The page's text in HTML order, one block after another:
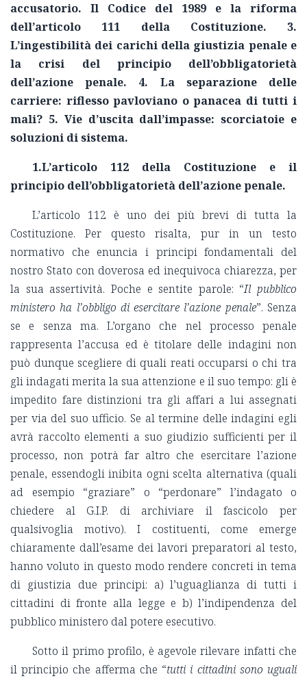
accusatorio. Il Codice del 1989 e la riforma
dell’articolo 111 della Costituzione. 3.
L’ingestibilità dei carichi della giustizia penale e
la crisi del principio dell’obbligatorietà
dell’azione penale. 4.
La separazione delle
carriere: riflesso pavloviano o panacea di tutti i
mali? 5. Vie d’uscita dall’impasse: scorciatoie e
soluzioni di sistema.
1.L’articolo 112 della Costituzione e il
principio dell’obbligatorietà dell’azione penale.
L’articolo 112 è uno dei più brevi di tutta la
Costituzione.Per questo risalta, pur in un testo
normativo che enuncia i principi fondamentali del
nostro Stato con doverosa ed inequivoca chiarezza, per
la sua assertività. Poche e sentite parole: “Il pubblico
ministero ha l’obbligo di esercitare l’azione penale”. Senza
se e senza ma. L’organo che nel processo penale
rappresenta l’accusa ed è titolare delle indagini non
può dunque scegliere di quali reati occuparsi o chi tra
gli indagati merita la sua attenzione e il suo tempo: gli è
impedito fare distinzioni tra gli affari a lui assegnati
per via del suo ufficio. Se al termine delle indagini egli
avrà raccolto elementi a suo giudizio sufficienti per il
processo, non potrà far altro che esercitare l’azione
penale, essendogli inibita ogni scelta alternativa (quali
ad esempio “graziare” o “perdonare” l’indagato o
chiedere al G.I.P. di archiviare il fascicolo per
qualsivoglia motivo).I costituenti, come emerge
chiaramente dall’esame dei lavori preparatori al testo,
hanno voluto in questo modo rendere concreti in tema
di giustizia due principi: a)l’uguaglianza di tutti i
cittadini di fronte alla legge e b)l’indipendenza del
pubblico ministero dal potere esecutivo.
Sotto il primo profilo, è agevole rilevare infatti che
il principio che afferma che “tutti i cittadini sono uguali